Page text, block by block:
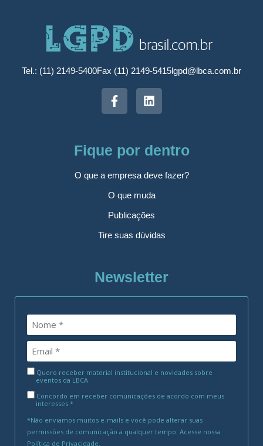
Tel.: (11) 2149-5400Fax (11) 2149-5415lgpd@lbca.com.br
Fique por dentro
O que a empresa deve fazer?
O que muda
Publicações
Tire suas dúvidas
Newsletter
Quero receber material institucional e novidades sobre
eventos da LBCA
Concordo em receber comunicações de acordo com meus
interesses.*
*Não enviamos muitos e-mails e você pode alterar suas
permissões de comunicação a qualquer tempo. Acesse nossa
Política de Privacidade.